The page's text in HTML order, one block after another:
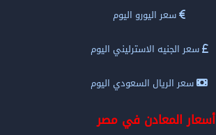
سعر اليورو اليوم
سعر الجنيه الاسترليني اليوم
سعر الريال السعودي اليوم
أسعار المعادن في مصر